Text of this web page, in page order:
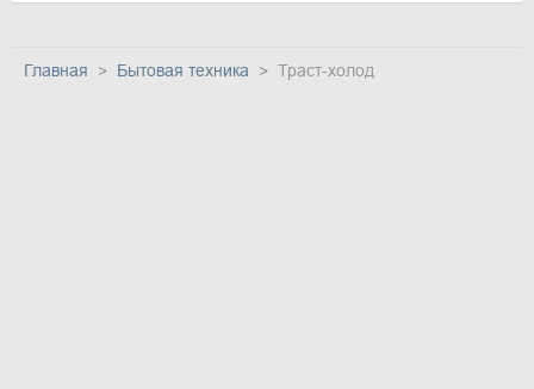
Главная Бытовая техника Траст-холод